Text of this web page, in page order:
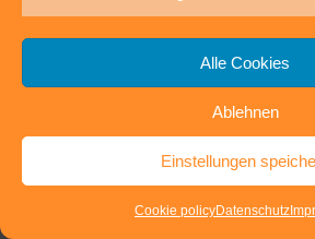
Alle Cookies
Ablehnen
Einstellungen
Cookie policyDatenschutz
BLOGROLL & Linktipps
... nachhaltige Reisetipps von
Schwarzwald Podcast